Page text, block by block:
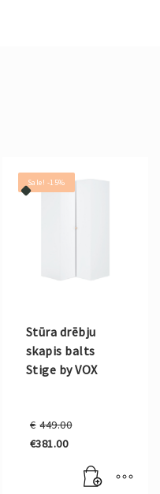
Sale! -15%
Stūra drēbju
skapis balts
Stige by VOX
€ 449.00
€449.00.
€381.00